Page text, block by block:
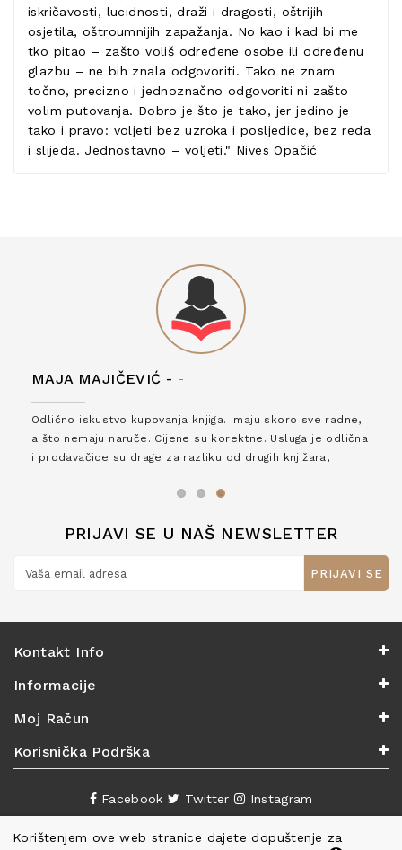
iskričavosti, lucidnosti, draži i dragosti, oštrijih
osjetila, oštroumnijih zapažanja. No kao i kad bi me
tko pitao – zašto voliš određene osobe ili određenu
glazbu – ne bih znala odgovoriti. Tako ne znam
točno, precizno i jednoznačno odgovoriti ni zašto
volim putovanja. Dobro je što je tako, jer jedino je
tako i pravo: voljeti bez uzroka i posljedice, bez reda
i slijeda. Jednostavno – voljeti." Nives Opačić
Korištenjem ove web stranice dajete dopuštenje za
MAJA MAJIČEVIĆ - -
Odlično iskustvo kupovanja knjiga. Imaju skoro sve radne,
a što nemaju naruče. Cijene su korektne. Usluga je odlična
i prodavačice su drage za razliku od drugih knjižara,
PRIJAVI SE U NAŠ NEWSLETTER
PRIJAVI SE
Kontakt Info
Informacije
Moj Račun
Korisnička Podrška
Facebook Twitter Instagram